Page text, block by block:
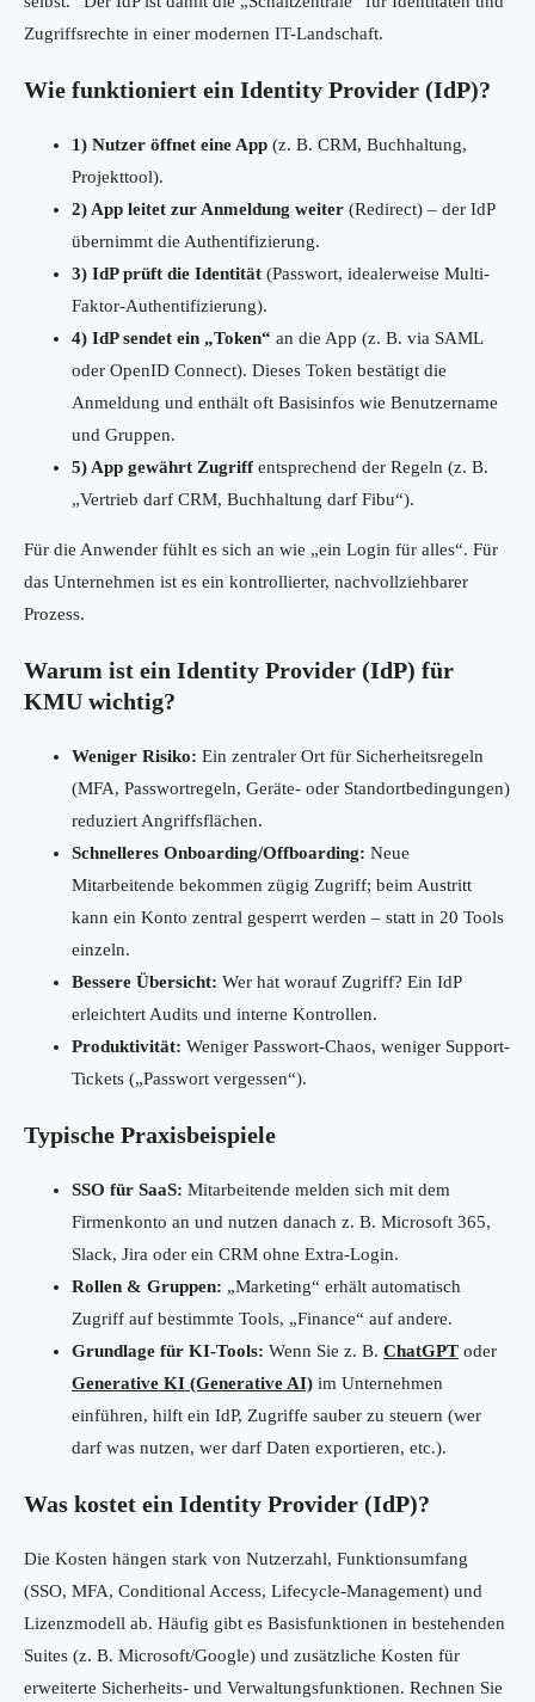
Zugriffsrechte in einer modernen IT-Landschaft.
Wie funktioniert ein Identity Provider (IdP)?
1) Nutzer öffnet eine App (z. B. CRM, Buchhaltung,
Projekttool).
2) App leitet zur Anmeldung weiter (Redirect) – der IdP
übernimmt die Authentifizierung.
3) IdP prüft die Identität (Passwort, idealerweise Multi-
Faktor-Authentifizierung).
4) IdP sendet ein „Token“ an die App (z. B. via SAML
oder OpenID Connect). Dieses Token bestätigt die
Anmeldung und enthält oft Basisinfos wie Benutzername
und Gruppen.
5) App gewährt Zugriffentsprechend der Regeln (z. B.
„Vertrieb darf CRM, Buchhaltung darf Fibu“).
Für die Anwender fühlt es sich an wie „ein Login für alles“. Für
das Unternehmen ist es ein kontrollierter, nachvollziehbarer
Prozess.
Warum ist ein Identity Provider (IdP) für
KMU wichtig?
Weniger Risiko: Ein zentraler Ort für Sicherheitsregeln
(MFA, Passwortregeln, Geräte- oder Standortbedingungen)
reduziert Angriffsflächen.
Schnelleres Onboarding/Offboarding: Neue
Mitarbeitende bekommen zügig Zugriff; beim Austritt
kann ein Konto zentral gesperrt werden – statt in 20 Tools
einzeln.
Bessere Übersicht: Wer hat worauf Zugriff? Ein IdP
erleichtert Audits und interne Kontrollen.
Produktivität: Weniger Passwort-Chaos, weniger Support-
Tickets („Passwort vergessen“).
Typische Praxisbeispiele
SSO für SaaS: Mitarbeitende melden sich mit dem
Firmenkonto an und nutzen danach z. B. Microsoft 365,
Slack, Jira oder ein CRM ohne Extra-Login.
Rollen & Gruppen: „Marketing“ erhält automatisch
Zugriff auf bestimmte Tools, „Finance“ auf andere.
Grundlage für KI-Tools: Wenn Sie z. B. ChatGPT oder
Generative KI (Generative AI) im Unternehmen
einführen, hilft ein IdP, Zugriffe sauber zu steuern (wer
darf was nutzen, wer darf Daten exportieren, etc.).
Was kostet ein Identity Provider (IdP)?
Die Kosten hängen stark von Nutzerzahl, Funktionsumfang
(SSO, MFA, Conditional Access, Lifecycle-Management) und
Lizenzmodell ab. Häufig gibt es Basisfunktionen in bestehenden
Suites (z. B. Microsoft/Google) und zusätzliche Kosten für
erweiterte Sicherheits- und Verwaltungsfunktionen. Rechnen Sie